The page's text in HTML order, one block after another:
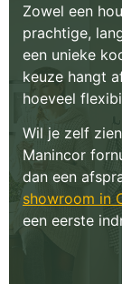
Zowel een
prachtige,
een unieke
keuze hangt
hoeveel
Wil je zelf
Manincor
dan een
showroom in
een eerste